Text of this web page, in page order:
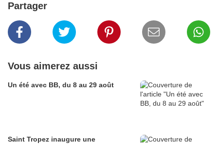
Partager
Vous aimerez aussi
Un été avec BB, du 8 au 29 août
Saint Tropez inaugure une